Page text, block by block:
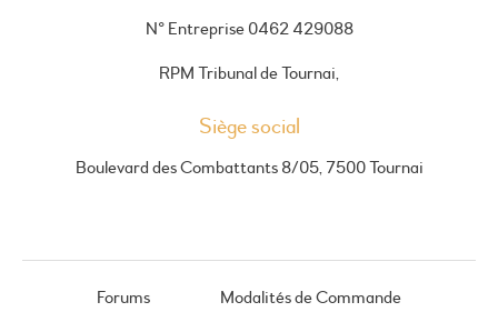
N° Entreprise 0462 429088
RPM Tribunal de Tournai,
Siège social
Boulevard des Combattants 8/05, 7500 Tournai
Forums Modalités de Commande